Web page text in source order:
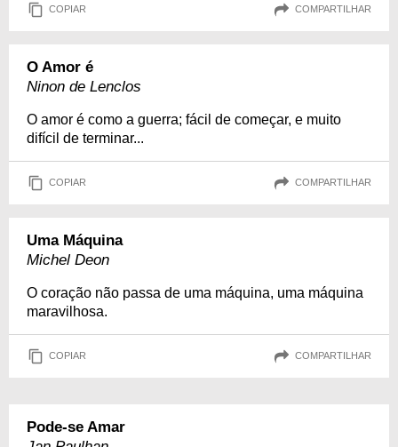
COPIAR COMPARTILHAR
O Amor é
Ninon de Lenclos
O amor é como a guerra; fácil de começar, e muito
difícil de terminar...
COPIAR COMPARTILHAR
Uma Máquina
Michel Deon
O coração não passa de uma máquina, uma máquina
maravilhosa.
COPIAR COMPARTILHAR
Pode-se Amar